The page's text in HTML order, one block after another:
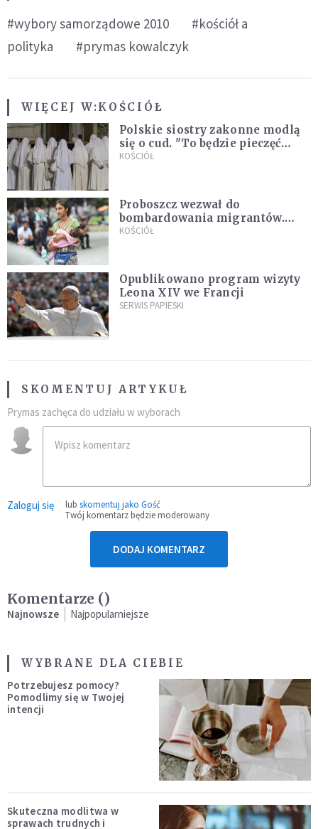
#wybory samorządowe 2010
#kościół a
polityka
#prymas kowalczyk
WIĘCEJ W:KOŚCIÓŁ
Polskie siostry zakonne modlą
się o cud. "To będzie pieczęć
Pana Boga dla naszej wiary"
KOŚCIÓŁ
Proboszcz wezwał do
bombardowania migrantów.
"Masowy ogień przeciwko
KOŚCIÓŁ
Opublikowano program wizyty
Leona XIV we Francji
SERWIS PAPIESKI
SKOMENTUJ ARTYKUŁ
Prymas zachęca do udziału w wyborach
Zaloguj się lub skomentuj jako Gość
Twój komentarz będzie moderowany
DODAJ KOMENTARZ
Komentarze ()
Najnowsze Najpopularniejsze
WYBRANE DLA CIEBIE
Potrzebujesz pomocy?
Pomodlimy się w Twojej
intencji
Skuteczna modlitwa w
sprawach trudnych i